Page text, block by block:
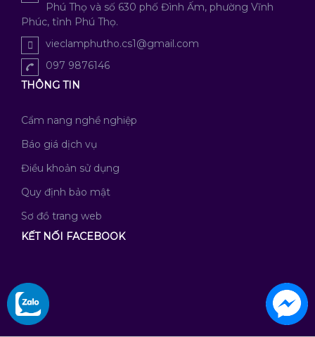
Phú Thọ và số 630 phố Đình Ấm, phường Vĩnh
Phúc, tỉnh Phú Thọ.
vieclamphutho.cs1@gmail.com
097 9876146
THÔNG TIN
Cẩm nang nghề nghiệp
Báo giá dịch vụ
Điều khoản sử dụng
Quy định bảo mật
Sơ đồ trang web
KẾT NỐI FACEBOOK